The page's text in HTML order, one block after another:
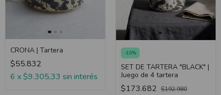
CRONA | Tartera
$55.832
6 x$9.305,33 sin interés
-10%
SET DE TARTERA "BLACK" |
Juego de 4 tartera
$173.682 $192.980